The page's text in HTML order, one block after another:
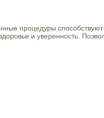
процедуры
и уверенность.